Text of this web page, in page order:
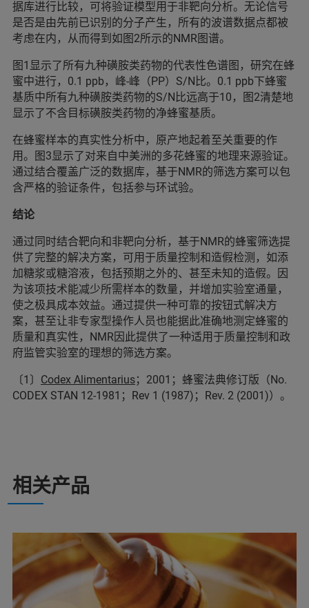
据库进行比较，可将验证模型用于非靶向分析。无论信号
是否是由先前已识别的分子产生，所有的波谱数据点都被
考虑在内，从而得到如图2所示的NMR图谱。
图1显示了所有九种磺胺类药物的代表性色谱图，研究在蜂
蜜中进行，0.1 ppb，峰-峰（PP）S/N比。0.1 ppb下蜂蜜
基质中所有九种磺胺类药物的S/N比远高于10，图2清楚地
显示了不含目标磺胺类药物的净蜂蜜基质。
在蜂蜜样本的真实性分析中，原产地起着至关重要的作
用。图3显示了对来自中美洲的多花蜂蜜的地理来源验证。
通过结合覆盖广泛的数据库，基于NMR的筛选方案可以包
含严格的验证条件，包括参与环试验。
结论
通过同时结合靶向和非靶向分析，基于NMR的蜂蜜筛选提
供了完整的解决方案，可用于质量控制和造假检测，如添
加糖浆或糖溶液，包括预期之外的、甚至未知的造假。因
为该项技术能减少所需样本的数量，并增加实验室通量，
使之极具成本效益。通过提供一种可靠的按钮式解决方
案，甚至让非专家型操作人员也能据此准确地测定蜂蜜的
质量和真实性，NMR因此提供了一种适用于质量控制和政
府监管实验室的理想的筛选方案。
〔1〕 Codex Alimentarius；2001；蜂蜜法典修订版（No.
CODEX STAN 12-1981；Rev 1 (1987)；Rev. 2 (2001)）。
相关产品